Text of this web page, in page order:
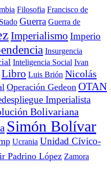
Filosofia Francisco de
Guerra Guerra de
Imperialismo Imperio
Insurgencia
Inteligencia Social Ivan
Libro Luis Brión Nicolás
Operación Gedeon OTAN
Imperialista
Bolivariana
Simón Bolívar
Ucrania Unidad Cívico-
Padrino López Zamora